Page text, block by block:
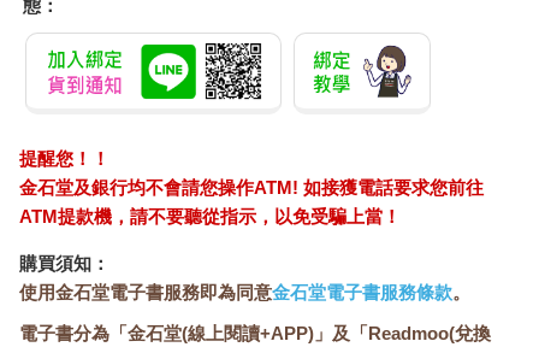
態：
提醒您！！
金石堂及銀行均不會請您操作ATM! 如接獲電話要求您前往
ATM提款機，請不要聽從指示，以免受騙上當！
購買須知：
使用金石堂電子書服務即為同意金石堂電子書服務條款。
電子書分為「金石堂(線上閱讀+APP)」及「Readmoo(兌換